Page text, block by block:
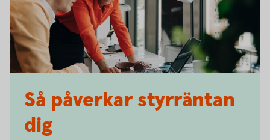
Så påverkar styrräntan
dig